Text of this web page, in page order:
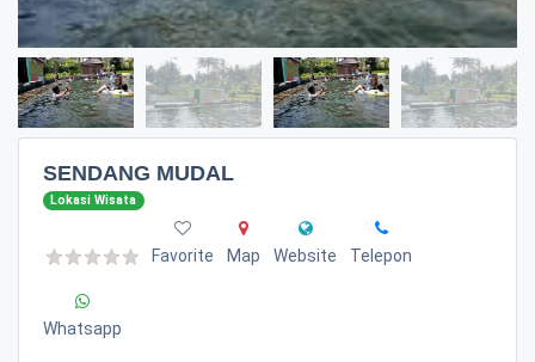
SENDANG MUDAL
Lokasi Wisata
Favorite Map Website Telepon
Whatsapp